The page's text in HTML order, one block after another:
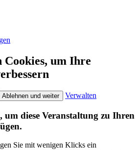
um Ihre
Ablehnen und weiter Verwalten
um diese Veranstaltung zu Ihren
Sie mit wenigen Klicks ein